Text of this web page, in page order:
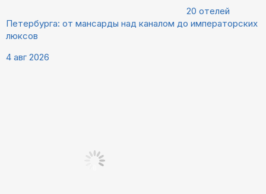
20 отелей
Петербурга: от мансарды над каналом до императорских
люксов
4 авг 2026